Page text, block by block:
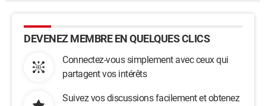
DEVENEZ MEMBRE EN QUELQUES CLICS
Connectez-vous simplement avec ceux qui
partagent vos intérêts
Suivez vos discussions facilement et obtenez